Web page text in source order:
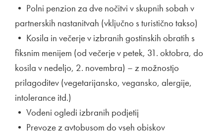
• Polni penzion za dve nočitvi v skupnih sobah v
partnerskih nastanitvah (vključno s turistično takso)
• Kosila in večerje v izbranih gostinskih obratih s
fiksnim menijem (od večerje v petek, 31. oktobra, do
kosila v nedeljo, 2. novembra) – z možnostjo
prilagoditev (vegetarijansko, vegansko, alergije,
intolerance itd.)
• Vodeni ogledi izbranih podjetij
• Prevoze z avtobusom do vseh obiskov